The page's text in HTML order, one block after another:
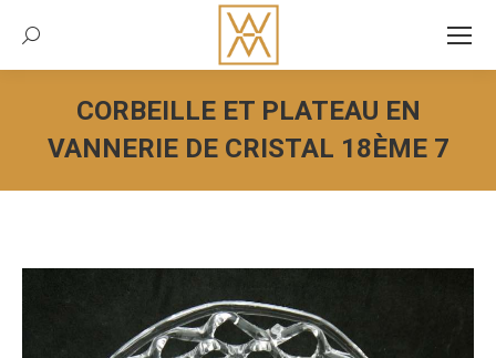
Recherche:
CORBEILLE ET PLATEAU EN
VANNERIE DE CRISTAL 18ÈME 7
Vous êtes ici :